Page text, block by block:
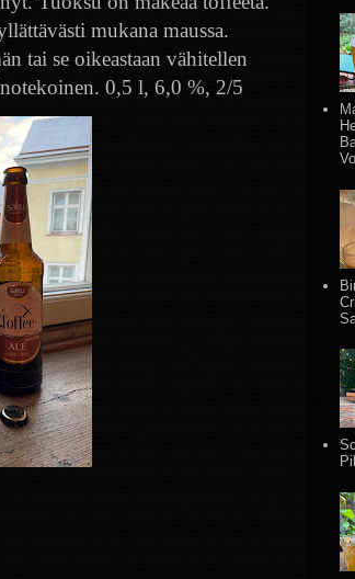
mukana maussa.
tai se oikeastaan vähitellen
0,5 l, 6,0 %, 2/5